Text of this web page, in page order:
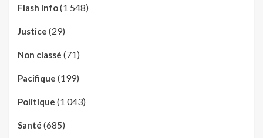
Flash Info(1 548)
Justice (29)
Non classé (71)
Pacifique (199)
Politique (1 043)
Santé (685)